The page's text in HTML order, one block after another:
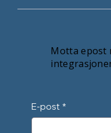
Motta epost
E-post *